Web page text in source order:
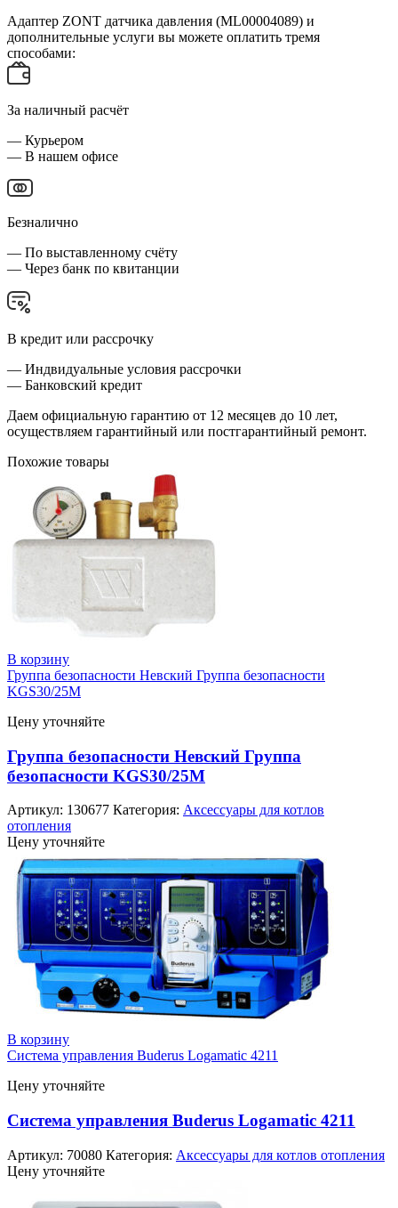
Адаптер ZONT датчика давления (ML00004089) и
дополнительные услуги вы можете оплатить тремя
способами:
За наличный расчёт
— Курьером
— В нашем офисе
Безналично
— По выставленному счёту
— Через банк по квитанции
В кредит или рассрочку
— Индвидуальные условия рассрочки
— Банковский кредит
Даем официальную гарантию от 12 месяцев до 10 лет,
осуществляем гарантийный или постгарантийный ремонт.
Похожие товары
В корзину
Группа безопасности Невский Группа безопасности
KGS30/25M
Цену уточняйте
Группа безопасности Невский Группа
безопасности KGS30/25M
Артикул: 130677 Категория: Аксессуары для котлов
отопления
Цену уточняйте
В корзину
Система управления Buderus Logamatic 4211
Цену уточняйте
Система управления Buderus Logamatic 4211
Артикул: 70080 Категория: Аксессуары для котлов отопления
Цену уточняйте